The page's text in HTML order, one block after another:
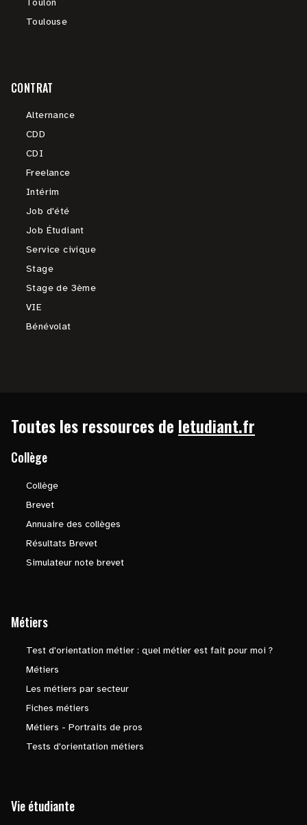
Toulon
Toulouse
CONTRAT
Alternance
CDD
CDI
Freelance
Intérim
Job d'été
Job Étudiant
Service civique
Stage
Stage de 3ème
VIE
Bénévolat
Toutes les ressources de letudiant.fr
Collège
Collège
Brevet
Annuaire des collèges
Résultats Brevet
Simulateur note brevet
Métiers
Test d'orientation métier : quel métier est fait pour moi ?
Métiers
Les métiers par secteur
Fiches métiers
Métiers - Portraits de pros
Tests d'orientation métiers
Vie étudiante